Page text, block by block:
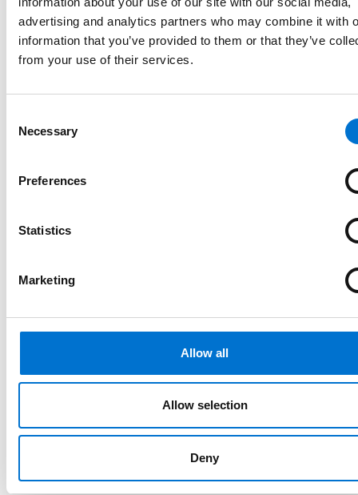
advertising and analytics partners who may combine it with
information that you’ve provided to them or that they’ve
from your use of their services.
Selection
Necessary
Preferences
Statistics
Marketing
Allow all
Allow selection
Deny